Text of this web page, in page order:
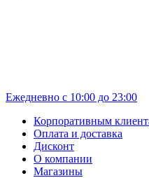
Ежедневно с 10:00 до 23:00
Корпоративным
Оплата и доставка
Дисконт
О компании
Магазины